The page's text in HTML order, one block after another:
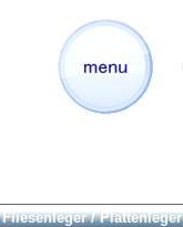
Fliesenleger / Plattenleger